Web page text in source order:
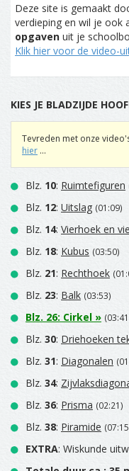
Deze site is gemaakt
verdieping en wil je ook
opgaven uit je
Klik hier voor de video-
KIES JE BLADZIJDE
Tevreden met onze
hier ...
Blz. 10: Ruimtefiguren
Blz. 12: Uitslag (01:09)
Blz. 14: Vierhoek en
Blz. 18: Kubus (03:50)
Blz. 21: Rechthoek
Blz. 23: Balk (03:53)
Blz. 26: Cirkel »
Blz. 30: Driehoeken
Blz. 31: Diagonalen
Blz. 34:
Blz. 36: Prisma (02:21)
Blz. 38: Piramide
EXTRA: Wiskunde